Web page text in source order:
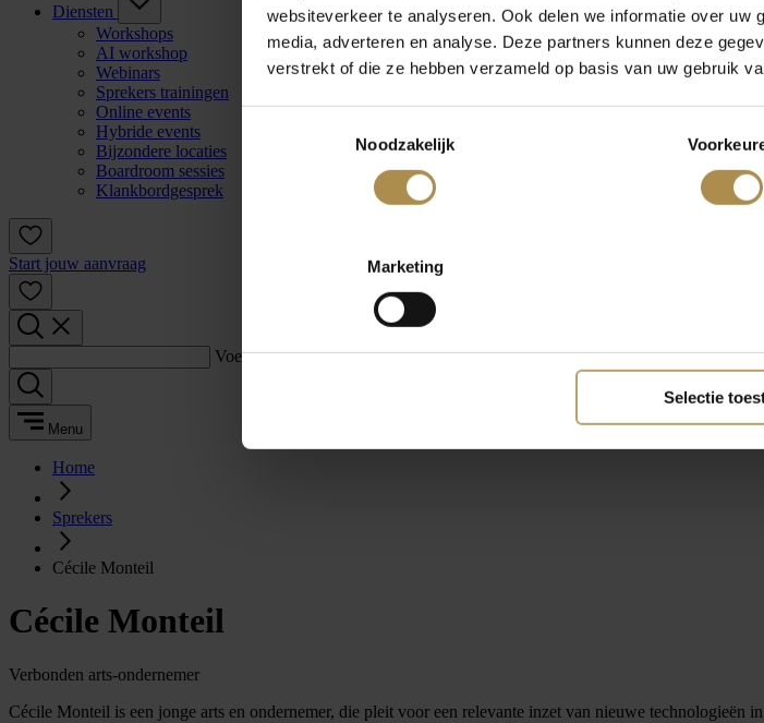
websiteverkeer te analyseren. Ook delen we informatie over
media, adverteren en analyse. Deze partners kunnen deze
verstrekt of die ze hebben verzameld op basis van uw gebruik
Noodzakelijk
Marketing
Selectie
Diensten
Workshops
AI workshop
Webinars
Sprekers trainingen
Online events
Hybride events
Bijzondere locaties
Boardroom sessies
Klankbordgesprek
Start jouw aanvraag
Voer een zoekterm in:
Menu
Home
Sprekers
Cécile Monteil
Cécile Monteil
Verbonden arts-ondernemer
Cécile Monteil is een jonge arts en ondernemer, die pleit voor een relevante inzet van nieuwe technologieën